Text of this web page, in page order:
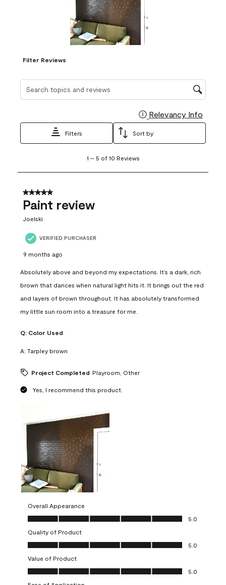
Filter Reviews
Relevancy Info
Filters Sort by
5
10
Reviews
1 – 5 of 10 Reviews
5 out of 5 stars.
Paint review
Joelski
VERIFIED PURCHASER
9 months ago
Absolutely above and beyond my expectations. It’s a dark, rich
brown that dances when natural light hits it. It brings out the red
and layers of brown throughout. It has absolutely transformed
my little sun room into a treasure for me.
Q: Color Used
A: Tarpley brown
Project Completed Playroom, Other
Yes, I recommend this product.
Overall Appearance
Overall Appearance, 5.0 out of 5
5.0
Quality of Product
Quality of Product, 5.0 out of 5
5.0
Value of Product
Value of Product, 5.0 out of 5
5.0